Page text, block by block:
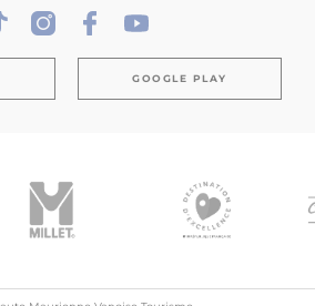
GOOGLE PLAY